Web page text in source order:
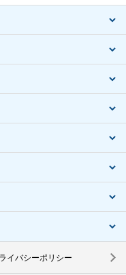
イバシーポリシー